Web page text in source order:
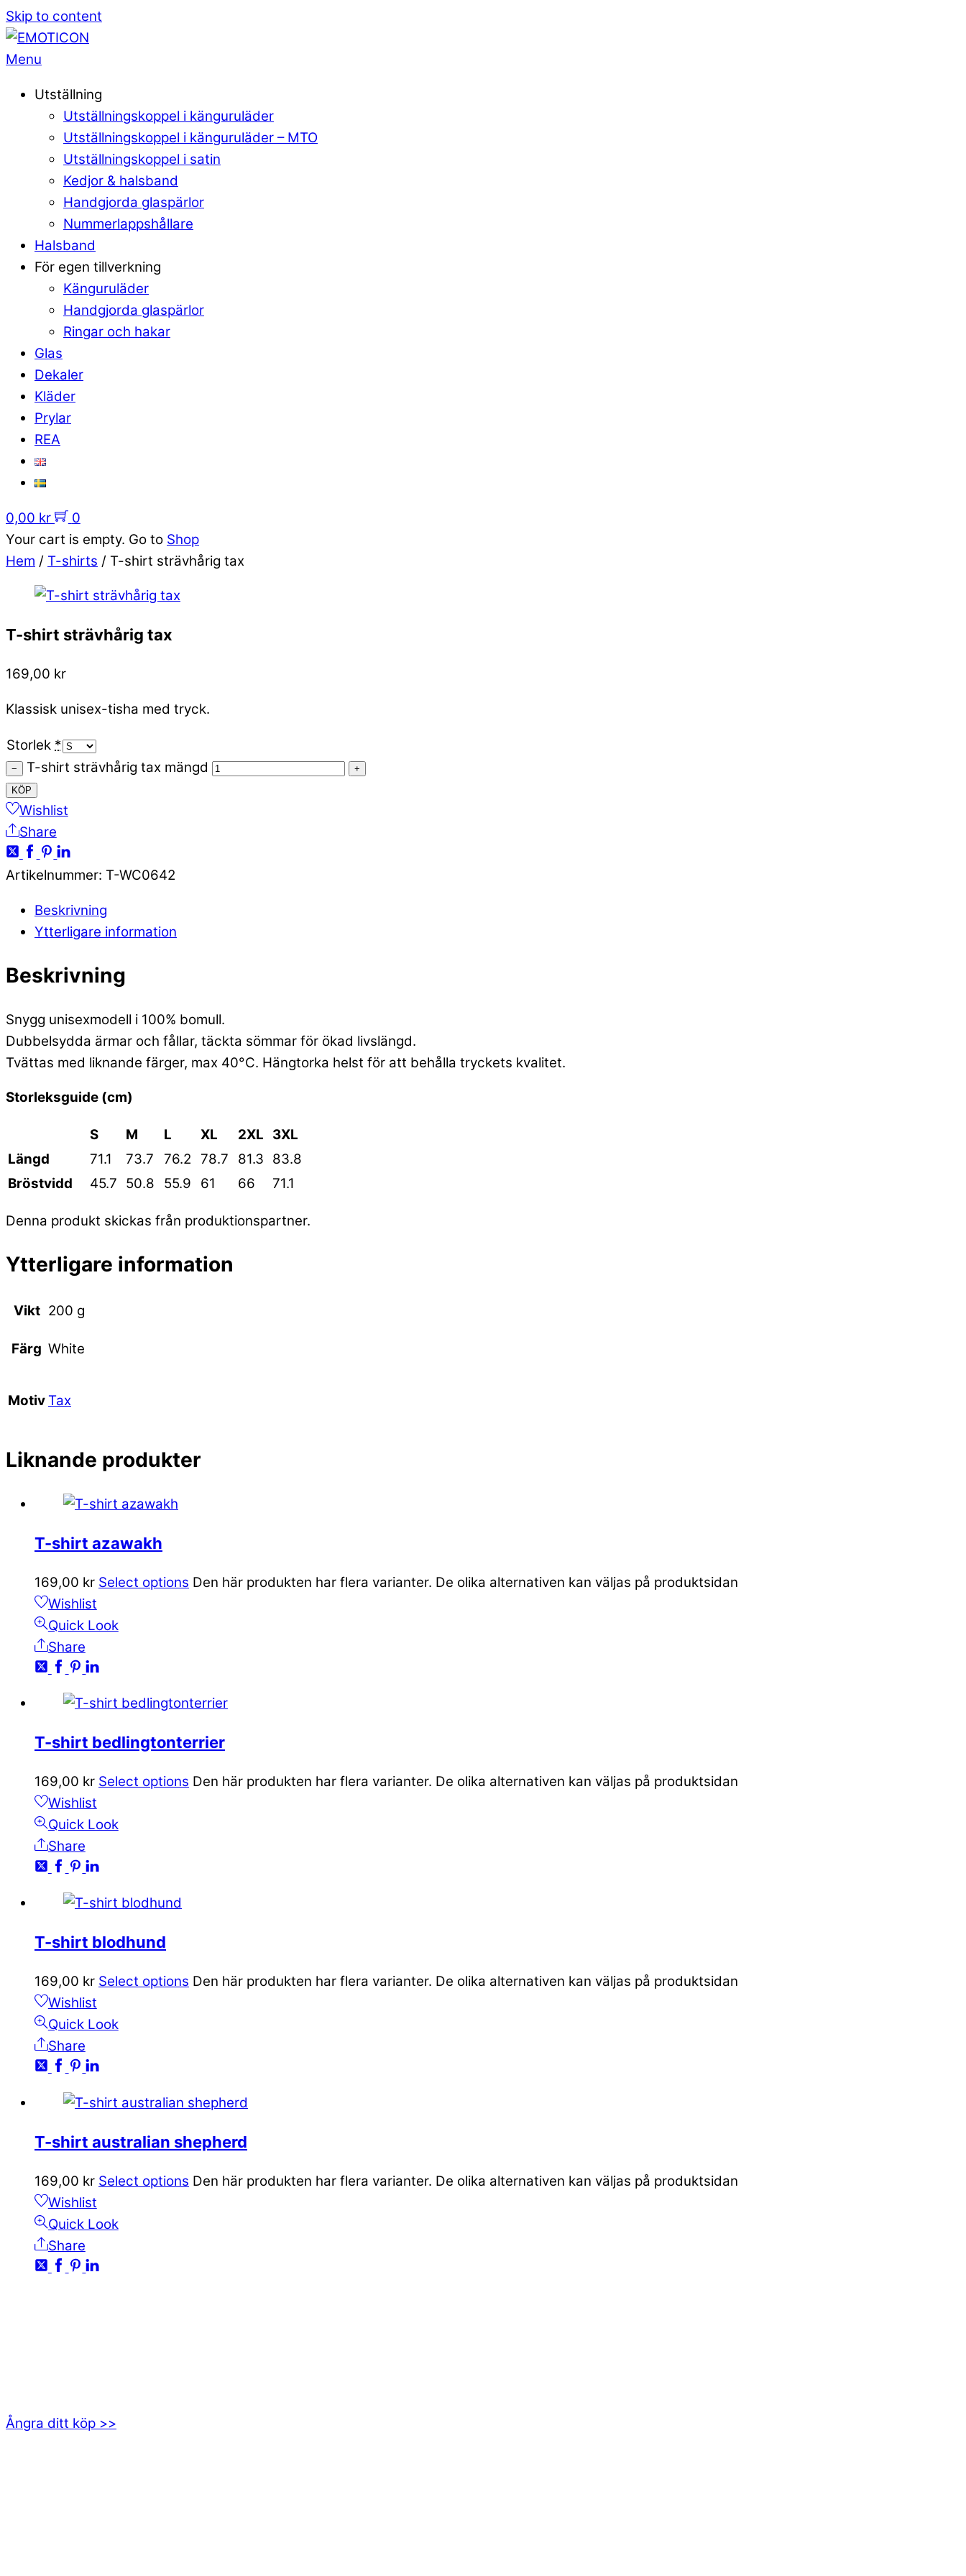
Skip to content
Menu
Utställning
Utställningskoppel i känguruläder
Utställningskoppel i känguruläder – MTO
Utställningskoppel i satin
Kedjor & halsband
Handgjorda glaspärlor
Nummerlappshållare
Halsband
För egen tillverkning
Känguruläder
Handgjorda glaspärlor
Ringar och hakar
Glas
Dekaler
Kläder
Prylar
REA
0,00 kr
0
Your cart is empty. Go to Shop
Hem / T-shirts / T-shirt strävhårig tax
T-shirt strävhårig tax
169,00 kr
Klassisk unisex-tisha med tryck.
Storlek *
− T-shirt strävhårig tax mängd
+
KÖP
Wishlist
Share
Artikelnummer: T-WC0642
Beskrivning
Ytterligare information
Beskrivning
Snygg unisexmodell i 100% bomull.
Dubbelsydda ärmar och fållar, täckta sömmar för ökad livslängd.
Tvättas med liknande färger, max 40°C. Hängtorka helst för att behålla tryckets kvalitet.
Storleksguide (cm)
S M L XL 2XL
3XL
Längd
71.1 73.7 76.2 78.7 81.3
83.8
Bröstvidd
45.7 50.8 55.9 61 66 71.1
Denna produkt skickas från produktionspartner.
Ytterligare information
Vikt 200 g
Färg White
Motiv Tax
Liknande produkter
T-shirt azawakh
169,00 kr Select options Den här produkten har flera varianter. De olika alternativen kan väljas på produktsidan
Wishlist
Quick Look
Share
T-shirt bedlingtonterrier
169,00 kr Select options Den här produkten har flera varianter. De olika alternativen kan väljas på produktsidan
Wishlist
Quick Look
Share
T-shirt blodhund
169,00 kr Select options Den här produkten har flera varianter. De olika alternativen kan väljas på produktsidan
Wishlist
Quick Look
Share
T-shirt australian shepherd
169,00 kr Select options Den här produkten har flera varianter. De olika alternativen kan väljas på produktsidan
Wishlist
Quick Look
Share
Ångra ditt köp >>